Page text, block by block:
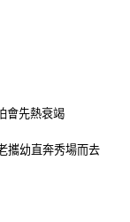
會先熱衰竭
攜幼直奔秀場而去